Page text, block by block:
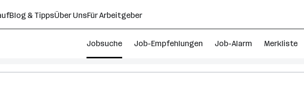
Blog & TippsÜber UnsFür Arbeitgeber
Jobsuche Job-Empfehlungen Job-Alarm Merkliste